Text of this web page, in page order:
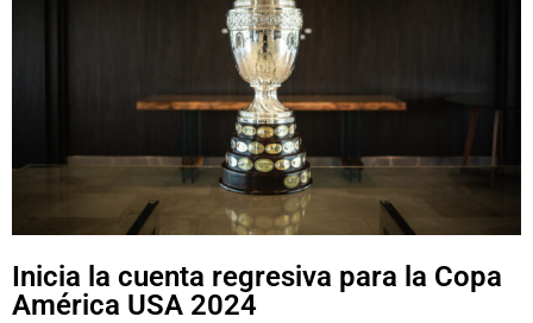
Inicia la cuenta regresiva para la Copa
América USA 2024